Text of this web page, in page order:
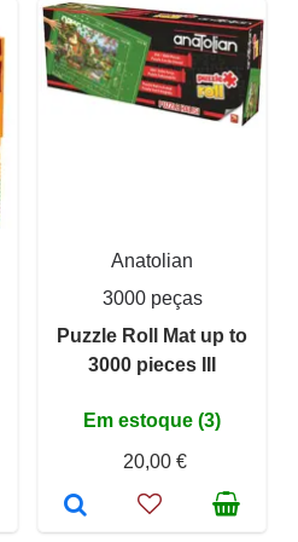
Anatolian
3000 peças
Puzzle Roll Mat up to
3000 pieces III
Em estoque (3)
20,00 €